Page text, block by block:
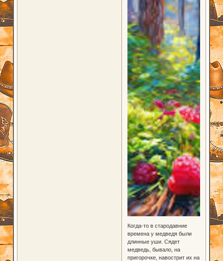
Когда-то в стародавние
времена у медведя были
длинные уши. Сядет
медведь, бывало, на
пригорочке, навострит их на